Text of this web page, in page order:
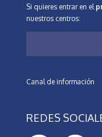
Si quieres entrar en el
nuestros centros:
Canal de información
REDES